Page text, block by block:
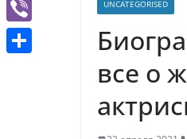
UNCATEGORISED
все о
g
r
a
t
d
n
V